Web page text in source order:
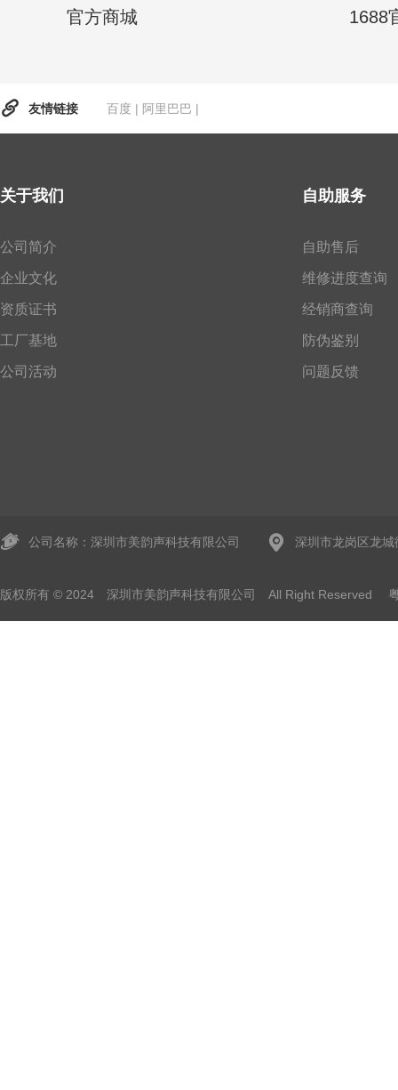
官方商城 1688
友情链接 百度 | 阿里巴巴 |
关于我们
公司简介
企业文化
资质证书
工厂基地
公司活动
自助服务
自助售后
维修进度查询
经销商查询
防伪鉴别
问题反馈
公司名称：深圳市美韵声科技有限公司 深圳市龙岗区龙
版权所有 © 2024 深圳市美韵声科技有限公司 All Right Reserved